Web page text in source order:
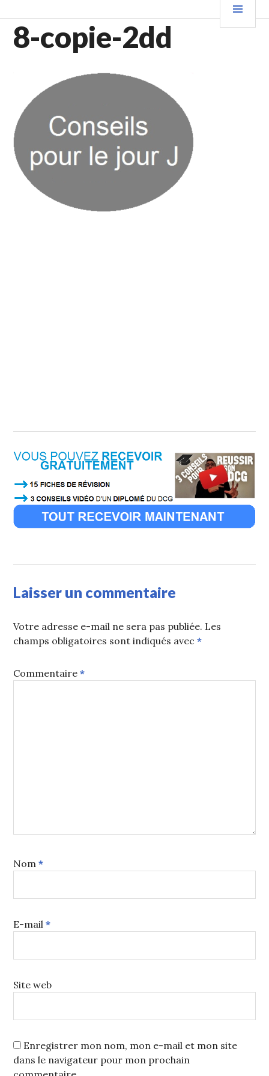
au
contenu
principal
8-copie-2dd
Laisser un commentaire
Votre adresse e-mail ne sera pas publiée. Les
champs obligatoires sont indiqués avec*
Commentaire*
Nom*
E-mail*
Site web
Enregistrer mon nom, mon e-mail et mon site
dans le navigateur pour mon prochain